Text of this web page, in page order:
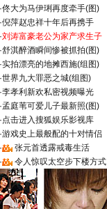
·佟大为马伊琍再度牵手(图)
·倪萍赵忠祥十年后再携手
·刘涛富豪老公为家产求生子
·舒淇醉酒瞬间惨被抓拍(图)
·实拍漂亮的地摊西施(组图)
·世界九大罪恶之城(组图)
·李孝利新欢私密视频曝光
·孟庭苇可爱儿子最新照(图)
·点击进入搜狐娱乐影视库
·游戏史上最般配的十对情侣
·
张元首透露戒毒生活
· 令人惊叹太空步下楼方式